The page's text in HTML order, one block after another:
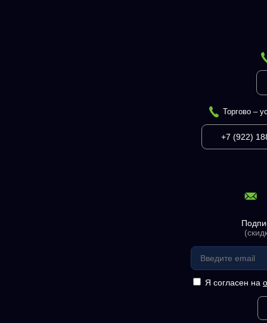
Торгово –
+7 (922)
Я согласен на